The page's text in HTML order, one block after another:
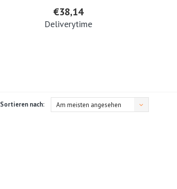
€38,14
Deliverytime
Sortieren nach: Am meisten angesehen